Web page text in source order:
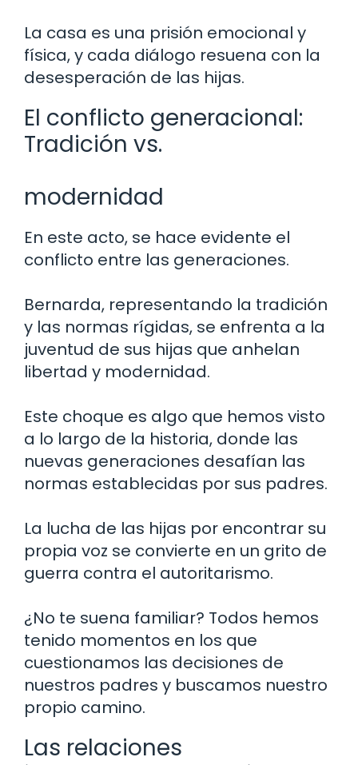
La casa es una prisión emocional y
física, y cada diálogo resuena con la
desesperación de las hijas.
El conflicto generacional:
Tradición vs.
modernidad
En este acto, se hace evidente el
conflicto entre las generaciones.
Bernarda, representando la tradición
y las normas rígidas, se enfrenta a la
juventud de sus hijas que anhelan
libertad y modernidad.
Este choque es algo que hemos visto
a lo largo de la historia, donde las
nuevas generaciones desafían las
normas establecidas por sus padres.
La lucha de las hijas por encontrar su
propia voz se convierte en un grito de
guerra contra el autoritarismo.
¿No te suena familiar? Todos hemos
tenido momentos en los que
cuestionamos las decisiones de
nuestros padres y buscamos nuestro
propio camino.
Las relaciones